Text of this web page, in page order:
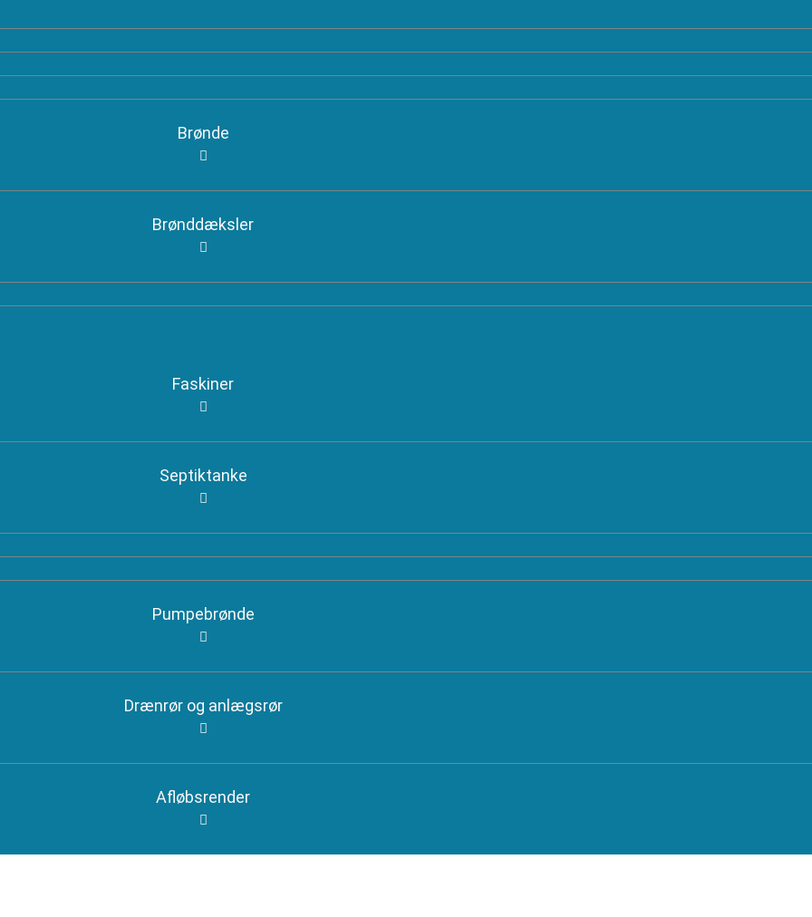
Brønde
Brønddæksler
Faskiner
Septiktanke
Pumpebrønde
Drænrør og anlægsrør
Afløbsrender